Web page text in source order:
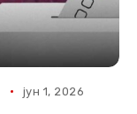
јун 1, 2026